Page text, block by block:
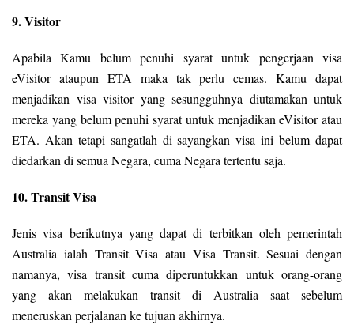
9. Visitor
Apabila Kamu belum penuhi syarat untuk pengerjaan visa
eVisitor ataupun ETA maka tak perlu cemas. Kamu dapat
menjadikan visa visitor yang sesungguhnya diutamakan untuk
mereka yang belum penuhi syarat untuk menjadikan eVisitor atau
ETA. Akan tetapi sangatlah di sayangkan visa ini belum dapat
diedarkan di semua Negara, cuma Negara tertentu saja.
10. Transit Visa
Jenis visa berikutnya yang dapat di terbitkan oleh pemerintah
Australia ialah Transit Visa atau Visa Transit. Sesuai dengan
namanya, visa transit cuma diperuntukkan untuk orang-orang
yang akan melakukan transit di Australia saat sebelum
meneruskan perjalanan ke tujuan akhirnya.